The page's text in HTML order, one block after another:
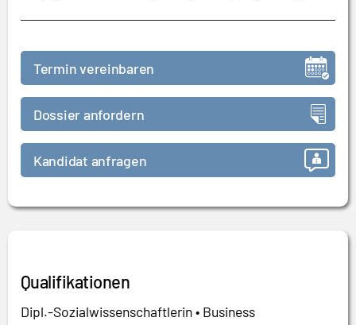
Termin vereinbaren
Dossier anfordern
Kandidat anfragen
Qualifikationen
Dipl.-Sozialwissenschaftlerin • Business